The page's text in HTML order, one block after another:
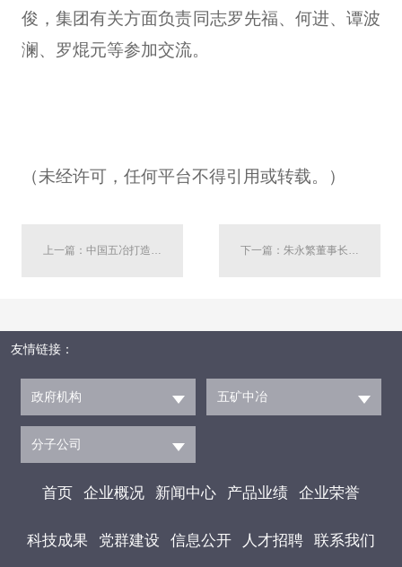
俊，集团有关方面负责同志罗先福、何进、谭波
澜、罗焜元等参加交流。
（未经许可，任何平台不得引用或转载。）
友情链接：
政府机构 五矿中冶
分子公司
首页 企业概况 新闻中心 产品业绩 企业荣誉
科技成果 党群建设 信息公开 人才招聘 联系我们